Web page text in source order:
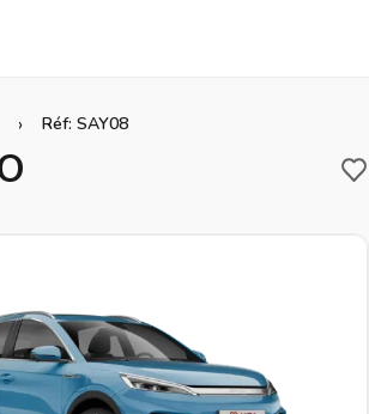
› Réf: SAY08